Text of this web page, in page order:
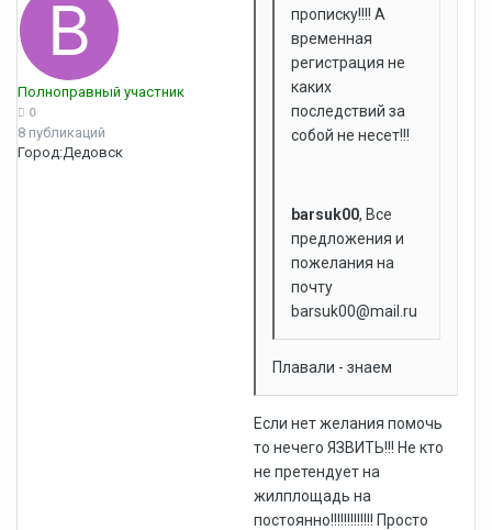
Полноправный участник
0
8 публикаций
Город:Дедовск
прописку!!!! А
временная
регистрация не
каких
последствий за
собой не несет!!!
barsuk00, Все
предложения и
пожелания на
почту
barsuk00@mail.ru
Плавали - знаем
Если нет желания помочь
то нечего ЯЗВИТЬ!!! Не кто
не претендует на
жилплощадь на
постоянно!!!!!!!!!!!!! Просто